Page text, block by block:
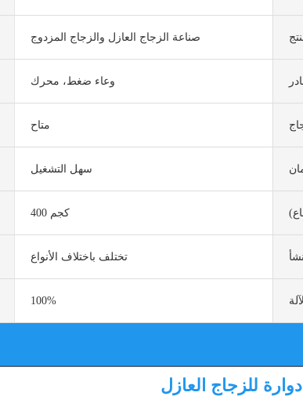
صناعة الزجاج العازل والزجاج المزدوج
وعاء ضغط، محرك
متاح
سهل التشغيل
400 كجم
تختلف باختلاف الأنواع
100%
للزجاج العازل